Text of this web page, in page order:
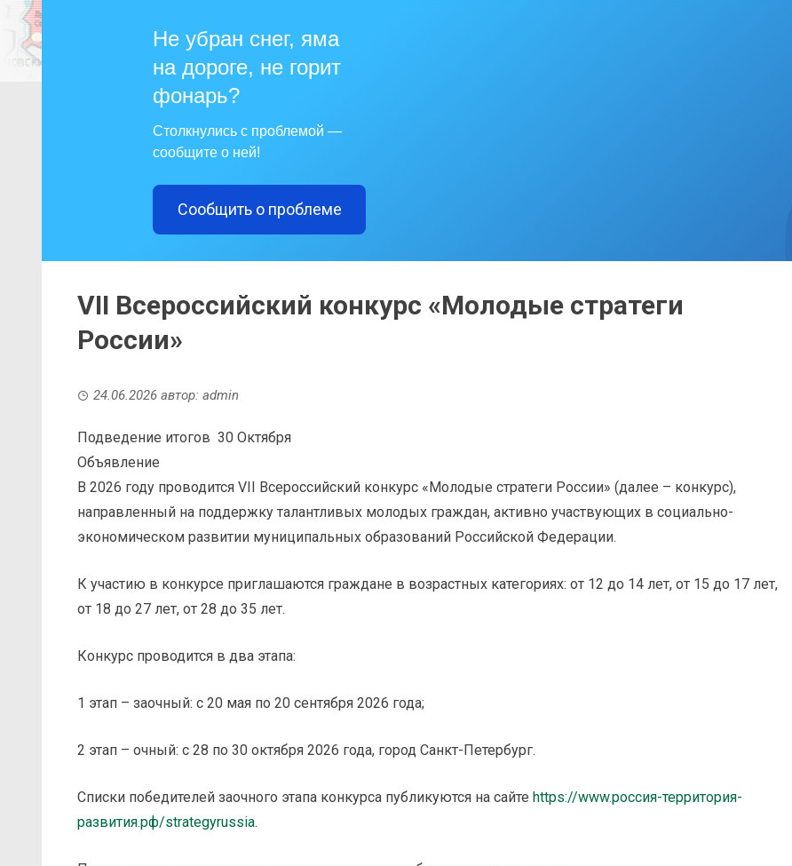
Не убран снег, яма
на дороге, не горит
фонарь?
Столкнулись с проблемой —
сообщите о ней!
Сообщить о проблеме
VII Всероссийский конкурс «Молодые стратеги
России»
24.06.2026 автор: admin
Подведение итогов 30 Октября
Объявление
В 2026 году проводится VII Всероссийский конкурс «Молодые стратеги России» (далее – конкурс),
направленный на поддержку талантливых молодых граждан, активно участвующих в социально-
экономическом развитии муниципальных образований Российской Федерации.
К участию в конкурсе приглашаются граждане в возрастных категориях: от 12 до 14 лет, от 15 до 17 лет,
от 18 до 27 лет, от 28 до 35 лет.
Конкурс проводится в два этапа:
1 этап – заочный: с 20 мая по 20 сентября 2026 года;
2 этап – очный: с 28 по 30 октября 2026 года, город Санкт-Петербург.
Списки победителей заочного этапа конкурса публикуются на сайте https://www.россия-территория-
развития.рф/strategyrussia.